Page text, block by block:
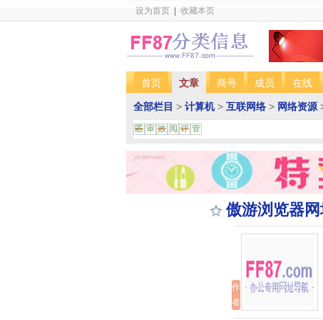
设为首页 收藏本页
首页 文章 商号 成员 在线
全部栏目 > 计算机> 互联网络 > 网络资源
匿 审 效 阅 评 管
傲游浏览器网
作
者